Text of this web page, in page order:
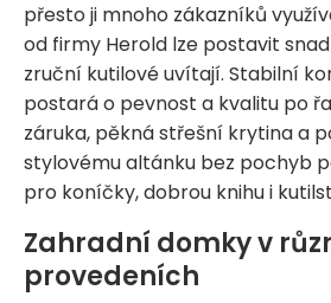
přesto ji mnoho zákazníků
od firmy Herold lze postavit
zruční kutilové uvítají. Stabilní
postará o pevnost a kvalitu po
záruka, pěkná střešní krytina a
stylovému altánku bez pochyb
pro koníčky, dobrou knihu i
Zahradní domky v
provedeních